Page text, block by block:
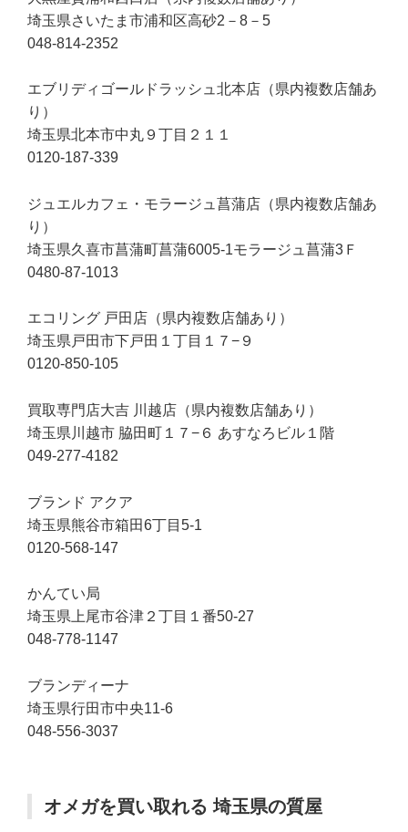
埼玉県さいたま市浦和区高砂2－8－5
048-814-2352
エブリディゴールドラッシュ北本店（県内複数店舗あ
り）
埼玉県北本市中丸９丁目２１１
0120-187-339
ジュエルカフェ・モラージュ菖蒲店（県内複数店舗あ
り）
埼玉県久喜市菖蒲町菖蒲6005-1モラージュ菖蒲3Ｆ
0480-87-1013
エコリング 戸田店（県内複数店舗あり）
埼玉県戸田市下戸田１丁目１７−９
0120-850-105
買取専門店大吉 川越店（県内複数店舗あり）
埼玉県川越市 脇田町１７−６ あすなろビル１階
049-277-4182
ブランド アクア
埼玉県熊谷市箱田6丁目5-1
0120-568-147
かんてい局
埼玉県上尾市谷津２丁目１番50-27
048-778-1147
ブランディーナ
埼玉県行田市中央11-6
048-556-3037
オメガを買い取れる 埼玉県の質屋